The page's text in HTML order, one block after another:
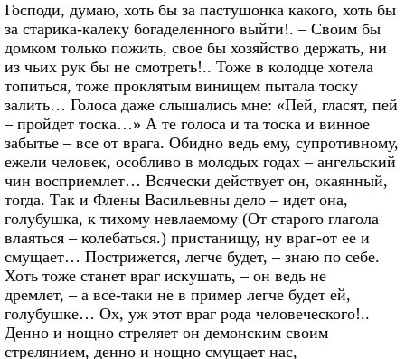
Господи, думаю, хоть бы за пастушонка какого, хоть бы
за старика-калеку богаделенного выйти!. – Своим бы
домком только пожить, свое бы хозяйство держать, ни
из чьих рук бы не смотреть!.. Тоже в колодце хотела
топиться, тоже проклятым винищем пытала тоску
залить… Голоса даже слышались мне: «Пей, гласят, пей
– пройдет тоска…» А те голоса и та тоска и винное
забытье – все от врага. Обидно ведь ему, супротивному,
ежели человек, особливо в молодых годах – ангельский
чин восприемлет… Всячески действует он, окаянный,
тогда. Так и Флены Васильевны дело – идет она,
голубушка, к тихому невлаемому (От старого глагола
влаяться – колебаться.) пристанищу, ну враг-от ее и
смущает… Пострижется, легче будет, – знаю по себе.
Хоть тоже станет враг искушать, – он ведь не
дремлет, – а все-таки не в пример легче будет ей,
голубушке… Ох, уж этот враг рода человеческого!..
Денно и нощно стреляет он демонским своим
стрелянием, денно и нощно смущает нас,